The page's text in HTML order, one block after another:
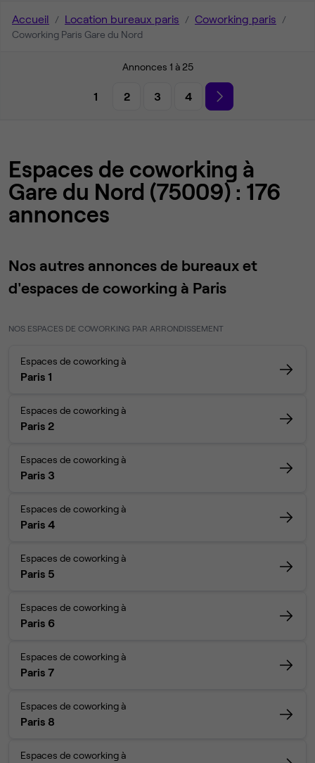
Accueil Location bureaux paris Coworking paris
Coworking Paris Gare du Nord
Annonces 1 à 25
1 2 3 4
Espaces de coworking à
Gare du Nord (75009) : 176
annonces
Nos autres annonces de bureaux et
d'espaces de coworking à Paris
NOS ESPACES DE COWORKING PAR ARRONDISSEMENT
Espaces de coworking à
Paris 1
Espaces de coworking à
Paris 2
Espaces de coworking à
Paris 3
Espaces de coworking à
Paris 4
Espaces de coworking à
Paris 5
Espaces de coworking à
Paris 6
Espaces de coworking à
Paris 7
Espaces de coworking à
Paris 8
Espaces de coworking à